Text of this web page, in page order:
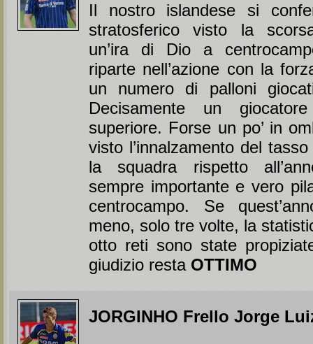
Il nostro islandese si
stratosferico visto la
un’ira di Dio a
riparte nell’azione con la
un numero di palloni
Decisamente un
superiore. Forse un po’ in
visto l’innalzamento del
la squadra rispetto
sempre importante e vero
centrocampo. Se
meno, solo tre volte, la
otto reti sono state
giudizio resta OTTIMO
JORGINHO Frello Jorge